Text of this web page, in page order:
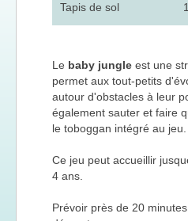
Tapis de sol
Le baby jungle est une
permet aux tout-petits
autour d'obstacles à leur
également sauter et faire
le toboggan intégré au jeu.
Ce jeu peut accueillir
4 ans.
Prévoir près de 20